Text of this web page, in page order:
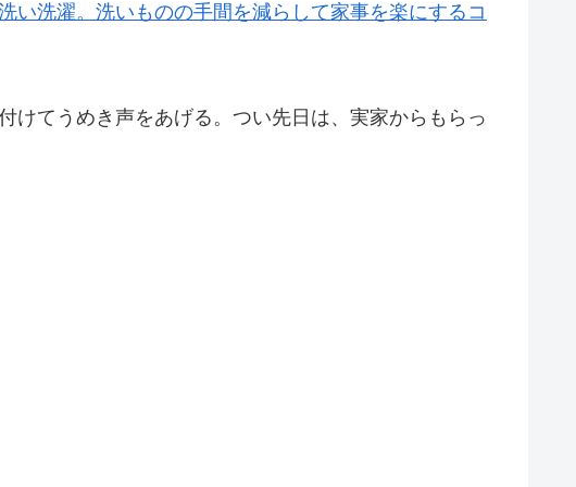
い洗濯。洗いものの手間を減らして家事を楽にするコ
けてうめき声をあげる。つい先日は、実家からもらっ